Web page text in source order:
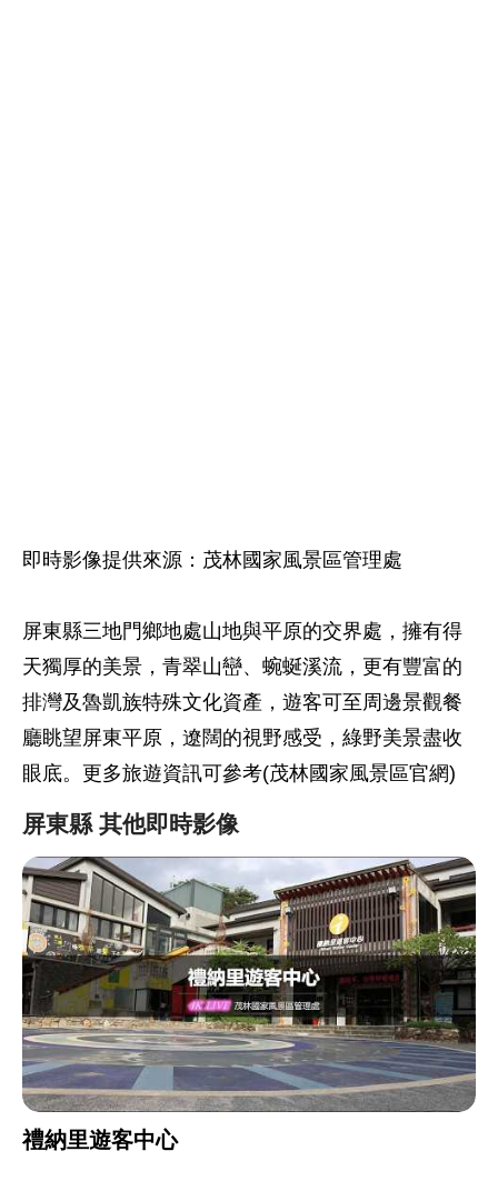
即時影像提供來源：茂林國家風景區管理處
屏東縣三地門鄉地處山地與平原的交界處，擁有得
天獨厚的美景，青翠山巒、蜿蜒溪流，更有豐富的
排灣及魯凱族特殊文化資產，遊客可至周邊景觀餐
廳眺望屏東平原，遼闊的視野感受，綠野美景盡收
眼底。更多旅遊資訊可參考(茂林國家風景區官網)
屏東縣 其他即時影像
禮納里遊客中心